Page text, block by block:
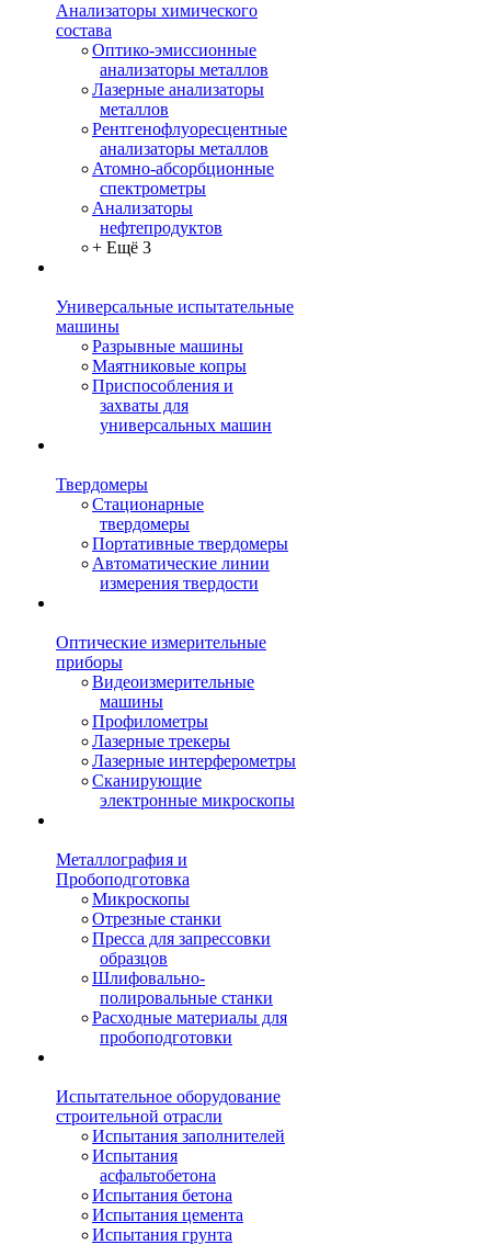
Анализаторы химического
состава
Оптико-эмиссионные
анализаторы металлов
Лазерные анализаторы
металлов
Рентгенофлуоресцентные
анализаторы металлов
Атомно-абсорбционные
спектрометры
Анализаторы
нефтепродуктов
+ Ещё 3
Универсальные испытательные
машины
Разрывные машины
Маятниковые копры
Приспособления и
захваты для
универсальных машин
Твердомеры
Стационарные
твердомеры
Портативные твердомеры
Автоматические линии
измерения твердости
Оптические измерительные
приборы
Видеоизмерительные
машины
Профилометры
Лазерные трекеры
Лазерные интерферометры
Сканирующие
электронные микроскопы
Металлография и
Пробоподготовка
Микроскопы
Отрезные станки
Пресса для запрессовки
образцов
Шлифовально-
полировальные станки
Расходные материалы для
пробоподготовки
Испытательное оборудование
строительной отрасли
Испытания заполнителей
Испытания
асфальтобетона
Испытания бетона
Испытания цемента
Испытания грунта